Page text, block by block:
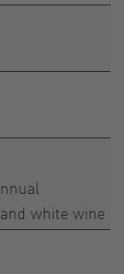
white wine